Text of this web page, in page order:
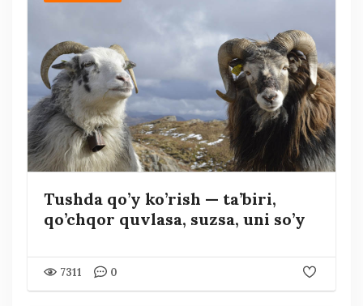
Tushda qo’y ko’rish — ta’biri,
qo’chqor quvlasa, suzsa, uni so’y
7311 0